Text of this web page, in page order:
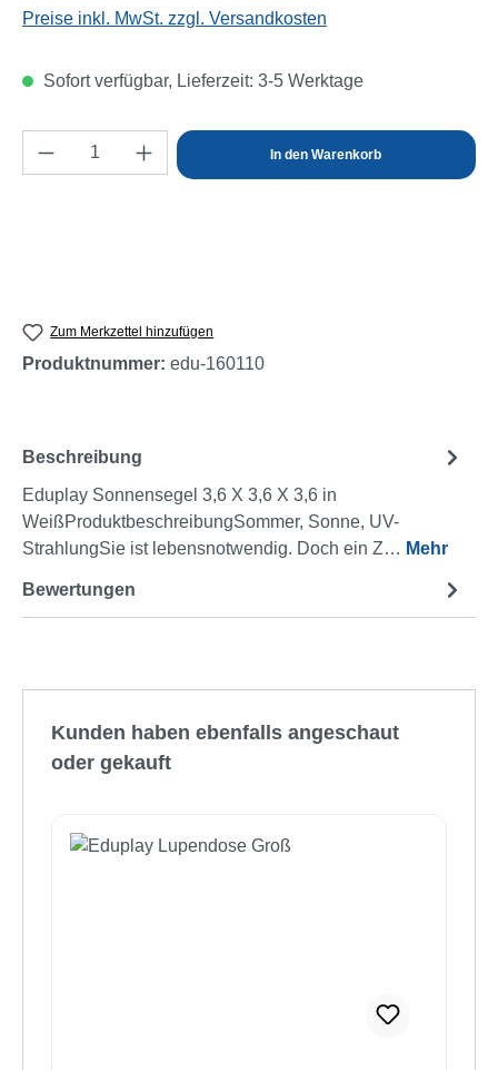
Preise inkl. MwSt. zzgl. Versandkosten
Sofort verfügbar, Lieferzeit: 3-5 Werktage
Produkt Anzahl: Gib den gewünschten
In den Warenkorb
Zum Merkzettel hinzufügen
Produktnummer: edu-160110
Beschreibung
Eduplay Sonnensegel 3,6 X 3,6 X 3,6 in
WeißProduktbeschreibungSommer, Sonne, UV-
StrahlungSie ist lebensnotwendig. Doch ein Z… Mehr
Bewertungen
Produktgalerie überspringen
Kunden haben ebenfalls angeschaut
oder gekauft